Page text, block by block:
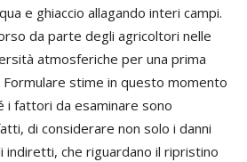
e ghiaccio allagando interi campi.
da parte degli agricoltori nelle
atmosferiche per una prima
Formulare stime in questo momento
i fattori da esaminare sono
di considerare non solo i danni
indiretti, che riguardano il ripristino